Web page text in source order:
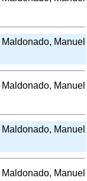
Maldonado, Manuel
Maldonado, Manuel
Maldonado, Manuel
Maldonado, Manuel